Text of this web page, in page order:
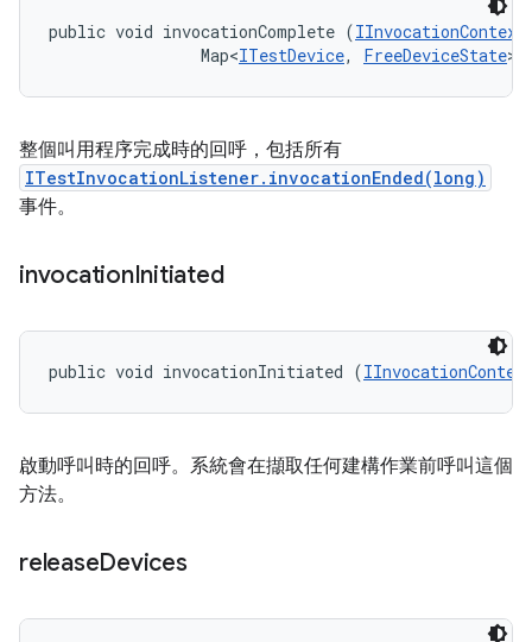
public void invocationComplete (IInvocationContext
                Map<
ITestDevice, FreeDeviceState>
整個叫用程序完成時的回呼，包括所有
ITestInvocationListener.invocationEnded(long)
事件。
invocationInitiated
public void invocationInitiated (
啟動呼叫時的回呼。系統會在擷取任何建構作業前呼叫這個
方法。
releaseDevices